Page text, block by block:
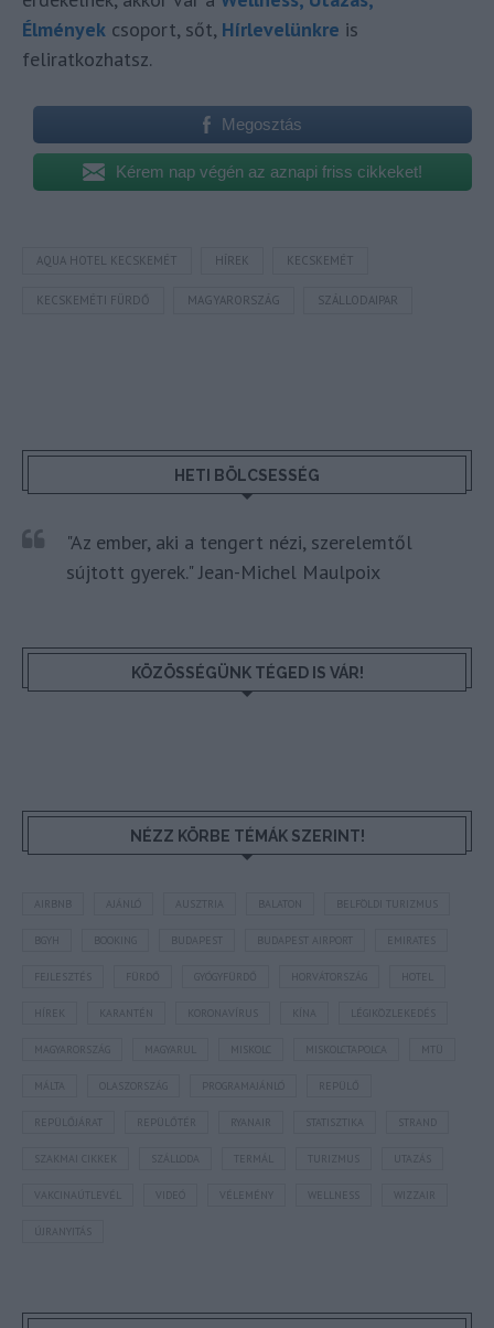
Élmények csoport, sőt, Hírlevelünkre is
feliratkozhatsz.
Megosztás
Kérem nap végén az aznapi friss cikkeket!
AQUA HOTEL KECSKEMÉT HÍREK KECSKEMÉT
KECSKEMÉTI FÜRDŐ MAGYARORSZÁG SZÁLLODAIPAR
HETI BÖLCSESSÉG
"Az ember, aki a tengert nézi, szerelemtől
sújtott gyerek." Jean-Michel Maulpoix
KÖZÖSSÉGÜNK TÉGED IS VÁR!
NÉZZ KÖRBE TÉMÁK SZERINT!
AUSZTRIA BALATON BELFÖLDI TURIZMUS
BUDAPEST BUDAPEST AIRPORT EMIRATES
FEJLESZTÉS HORVÁTORSZÁG HOTEL
KARANTÉN LÉGIKÖZLEKEDÉS
MAGYARORSZÁG MISKOLCTAPOLCA MTÜ
MÁLTA OLASZORSZÁG
REPÜLŐJÁRAT REPÜLŐTÉR STATISZTIKA STRAND
SZAKMAI CIKKEK SZÁLLODA TERMÁL TURIZMUS UTAZÁS
VAKCINAÚTLEVÉL WIZZAIR
ÚJRANYITÁS